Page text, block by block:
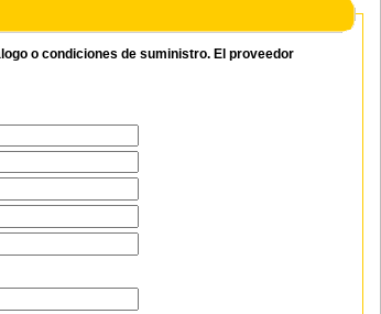
o condiciones de suministro. El proveedor